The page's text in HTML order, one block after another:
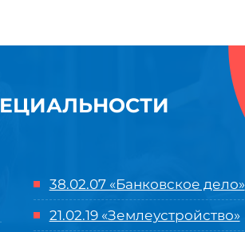
38.02.07 «Банковское дело»
21.02.19 «Землеустройство»